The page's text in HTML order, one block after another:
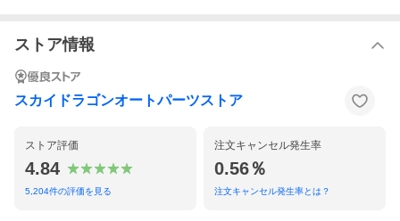
ストア情報
スカイドラゴンオートパーツストア
ストア評価
4.84
5,204件の評価を見る
注文キャンセル発生率
0.56％
注文キャンセル発生率とは？